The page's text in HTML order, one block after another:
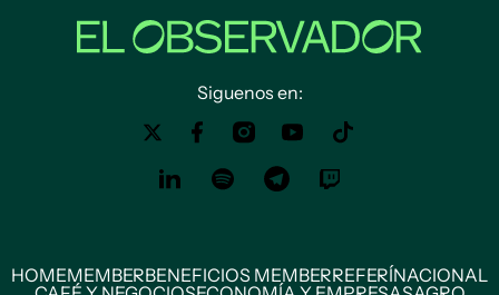
Siguenos en:
HOMEMEMBERBENEFICIOS MEMBERREFERÍNACIONAL